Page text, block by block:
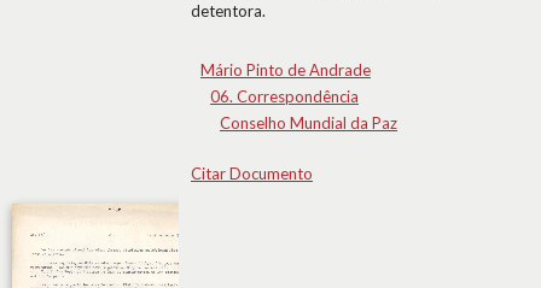
detentora.
Mário Pinto de Andrade
06. Correspondência
Conselho Mundial da Paz
Citar Documento